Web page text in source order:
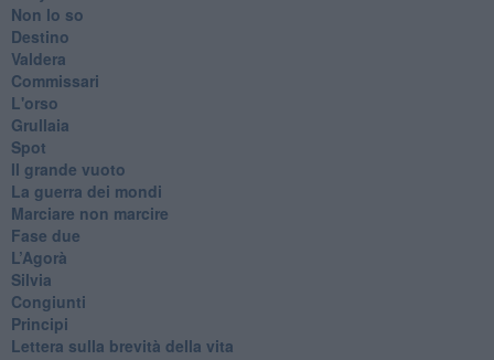
Non lo so
Destino
Valdera
Commissari
L'orso
Grullaia
Spot
​Il grande vuoto
​La guerra dei mondi
Marciare non marcire
Fase due
L’Agorà
Silvia
Congiunti
Principi
​Lettera sulla brevità della vita